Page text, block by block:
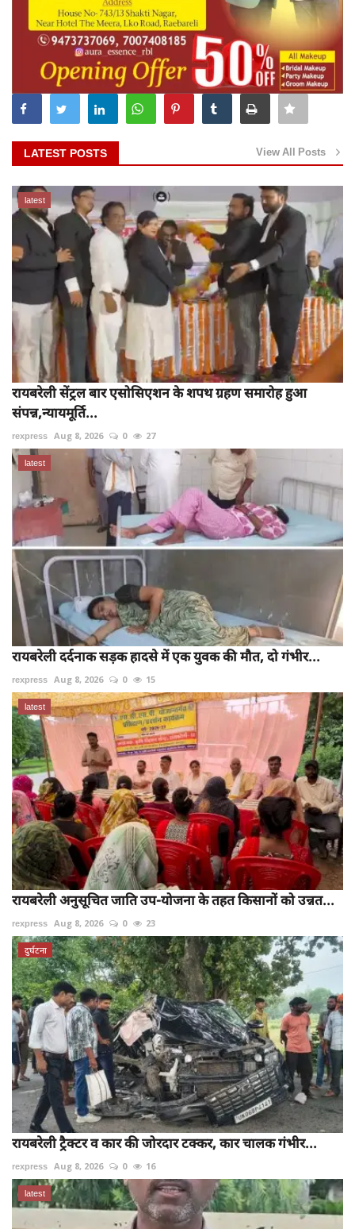
LATEST POSTS View All Posts
latest
रायबरेली सेंट्रल बार एसोसिएशन के शपथ ग्रहण समारोह हुआ
संपन्न,न्यायमूर्ति...
rexpress Aug 8, 2026 0 27
latest
रायबरेली दर्दनाक सड़क हादसे में एक युवक की मौत, दो गंभीर...
rexpress Aug 8, 2026 0 15
latest
रायबरेली अनुसूचित जाति उप-योजना के तहत किसानों को उन्नत...
rexpress Aug 8, 2026 0 23
दुर्घटना
रायबरेली ट्रैक्टर व कार की जोरदार टक्कर, कार चालक गंभीर...
rexpress Aug 8, 2026 0 16
latest